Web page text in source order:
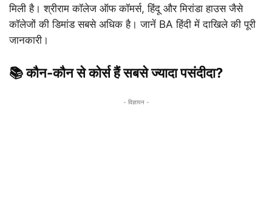
मिली है। श्रीराम कॉलेज ऑफ कॉमर्स, हिंदू और मिरांडा हाउस जैसे
कॉलेजों की डिमांड सबसे अधिक है। जानें BA हिंदी में दाखिले की पूरी
जानकारी।
📚 कौन-कौन से कोर्स हैं सबसे ज्यादा पसंदीदा?
- विज्ञापन -